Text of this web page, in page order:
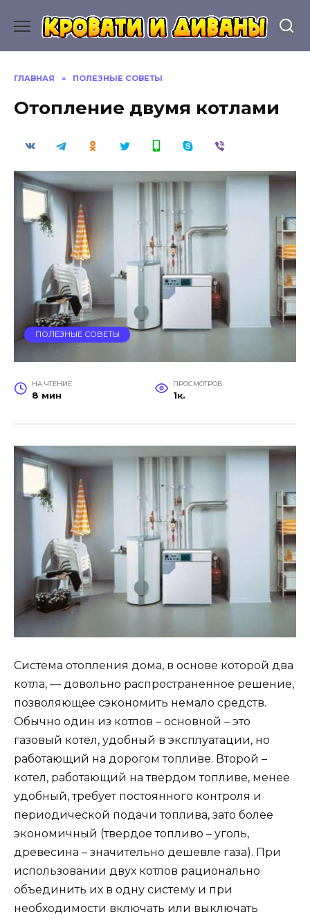
содержанию
ГЛАВНАЯ » ПОЛЕЗНЫЕ СОВЕТЫ
Отопление двумя котлами
ПОЛЕЗНЫЕ СОВЕТЫ
НА ЧТЕНИЕ
8 мин
ПРОСМОТРОВ
1к.
Система отопления дома, в основе которой два
котла, — довольно распространенное решение,
позволяющее сэкономить немало средств.
Обычно один из котлов – основной – это
газовый котел, удобный в эксплуатации, но
работающий на дорогом топливе. Второй –
котел, работающий на твердом топливе, менее
удобный, требует постоянного контроля и
периодической подачи топлива, зато более
экономичный (твердое топливо – уголь,
древесина – значительно дешевле газа). При
использовании двух котлов рационально
объединить их в одну систему и при
необходимости включать или выключать